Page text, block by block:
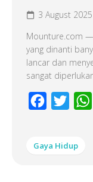
3 August
Mounture.com
yang dinanti
lancar dan
sangat
Facebook
Twitter
Gaya Hidup